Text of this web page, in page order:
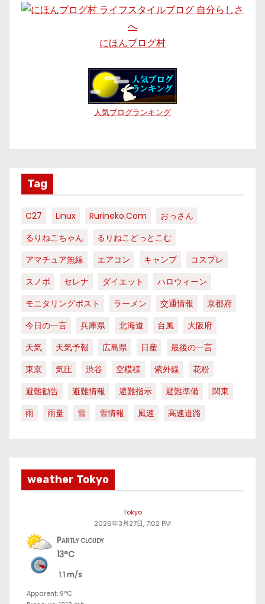
にほんブログ村
人気ブログランキング
Tag
C27 Linux Rurineko.com
おっさん
るりねこちゃん
るりねこどっとこむ
アマチュア無線
エアコン キャンプ
コスプレ
スノボ
セレナ ダイエット
ハロウィーン
モニタリングポスト
ラーメン 交通情報
京都府
今日の一言
兵庫県 北海道 台風
大阪府
天気
天気予報 広島県 日産
最後の一言
東京
気圧 渋谷 空模様 紫外線
花粉
避難勧告
避難情報 避難指示 避難準備
関東
雨
雨量 雪 雪情報 風速 高速道路
weather Tokyo
Tokyo
2026年3月27日, 7:02 PM
Partly cloudy
13°C
1.1 m/s
Apparent: 9°C